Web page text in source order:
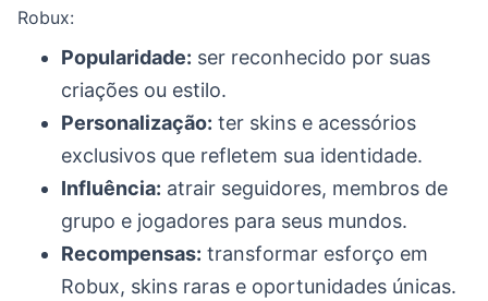
Robux:
Popularidade: ser reconhecido por suas
criações ou estilo.
Personalização: ter skins e acessórios
exclusivos que refletem sua identidade.
Influência: atrair seguidores, membros de
grupo e jogadores para seus mundos.
Recompensas: transformar esforço em
Robux, skins raras e oportunidades únicas.